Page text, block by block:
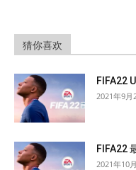
猜你喜欢
FIFA22
2021年9月
FIFA22
2021年10